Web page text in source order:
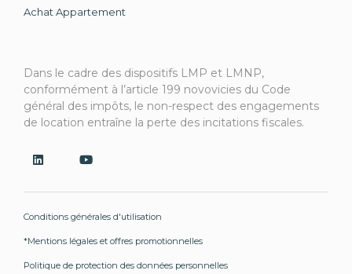
Achat Appartement
Dans le cadre des dispositifs LMP et LMNP,
conformément à l’article 199 novovicies du Code
général des impôts, le non-respect des engagements
de location entraîne la perte des incitations fiscales.
Conditions générales d'utilisation
*Mentions légales et offres promotionnelles
Politique de protection des données personnelles